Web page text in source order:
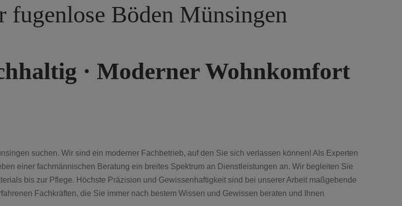
fugenlose Böden Münsingen
· Moderner Wohnkomfort
suchen. Wir sind ein moderner Fachbetrieb, auf den Sie sich verlassen können! Als Experten
einer fachmännischen Beratung ein breites Spektrum an Dienstleistungen an. Wir begleiten Sie
bis zur Pflege. Höchste Präzision und Gewissenhaftigkeit sind bei unserer Arbeit maßgebende
Fachkräften, die Sie immer nach bestem Wissen und Gewissen beraten und Ihnen